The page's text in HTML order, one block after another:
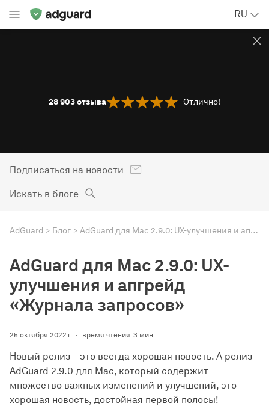
RU
28 903отзыва Отлично!
Подписаться на новости
Искать в блоге
AdGuard Блог AdGuard для Mac 2.9.0: UX-улучшения и апгрейд «Журнала запросов»
AdGuard для Mac 2.9.0: UX-
улучшения и апгрейд
«Журнала запросов»
25 октября 2022 г. время чтения: 3 мин
Новый релиз – это всегда хорошая новость. А релиз
AdGuard 2.9.0 для Mac, который содержит
множество важных изменений и улучшений, это
хорошая новость, достойная первой полосы!